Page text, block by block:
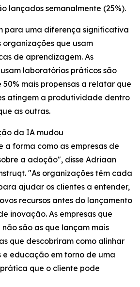
lançados semanalmente (25%).
para uma diferença significativa
organizações que usam
de aprendizagem. As
laboratórios práticos são
mais propensas a relatar que
atingem a produtividade dentro
as outras.
da IA mudou
a forma como as empresas de
a adoção", disse Adriaan
"As organizações têm cada
ajudar os clientes a entender,
recursos antes do lançamento
inovação. As empresas que
são as que lançam mais
que descobriram como alinhar
e educação em torno de uma
que o cliente pode